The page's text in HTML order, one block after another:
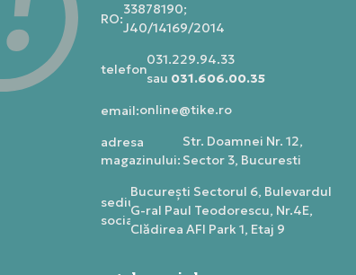
RO:
33878190;
J40/14169/2014
telefon:
031.229.94.33
sau 031.606.00.35
email:online@tike.ro
adresa
magazinului:
Str. Doamnei Nr. 12,
Sector 3, Bucuresti
sediu
social:
Bucureşti Sectorul 6, Bulevardul
G-ral Paul Teodorescu, Nr.4E,
Clădirea AFI Park 1, Etaj 9